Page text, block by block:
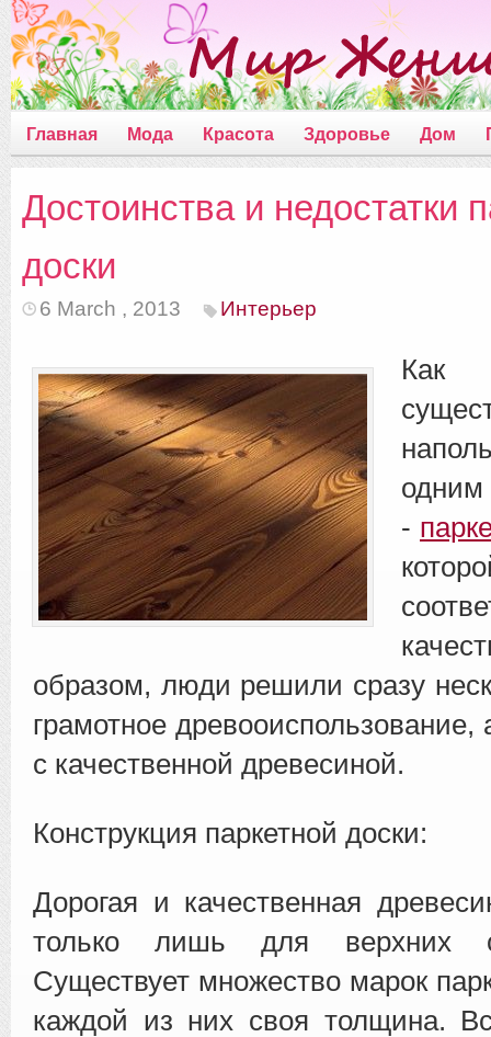
Главная Мода Красота Здоровье Дом
Достоинства и недостатки
доски
6 March , 2013 Интерьер
Как
одним
-
образом, люди решили сразу
грамотное
с качественной древесиной.
Конструкция паркетной доски:
Дорогая и качественная
только лишь для верхних
Существует множество марок
каждой из них своя толщина.